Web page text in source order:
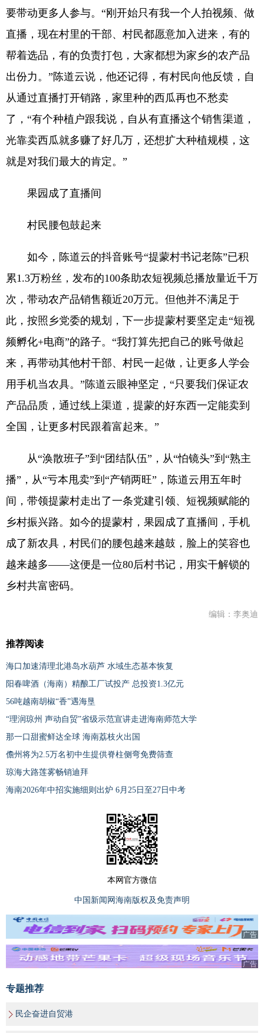
要带动更多人参与。“刚开始只有我一个人拍视频、做
直播，现在村里的干部、村民都愿意加入进来，有的
帮着选品，有的负责打包，大家都想为家乡的农产品
出份力。”陈道云说，他还记得，有村民向他反馈，自
从通过直播打开销路，家里种的西瓜再也不愁卖
了，“有个种植户跟我说，自从有直播这个销售渠道，
光靠卖西瓜就多赚了好几万，还想扩大种植规模，这
就是对我们最大的肯定。”
果园成了直播间
村民腰包鼓起来
如今，陈道云的抖音账号“提蒙村书记老陈”已积
累1.3万粉丝，发布的100条助农短视频总播放量近千万
次，带动农产品销售额近20万元。但他并不满足于
此，按照乡党委的规划，下一步提蒙村要坚定走“短视
频孵化+电商”的路子。“我打算先把自己的账号做起
来，再带动其他村干部、村民一起做，让更多人学会
用手机当农具。”陈道云眼神坚定，“只要我们保证农
产品品质，通过线上渠道，提蒙的好东西一定能卖到
全国，让更多村民跟着富起来。”
从“涣散班子”到“团结队伍”，从“怕镜头”到“熟主
播”，从“亏本甩卖”到“产销两旺”，陈道云用五年时
间，带领提蒙村走出了一条党建引领、短视频赋能的
乡村振兴路。如今的提蒙村，果园成了直播间，手机
成了新农具，村民们的腰包越来越鼓，脸上的笑容也
越来越多——这便是一位80后村书记，用实干解锁的
乡村共富密码。
编辑：李奥迪
推荐阅读
海口加速清理北港岛水葫芦 水域生态基本恢复
阳春啤酒（海南）精酿工厂试投产 总投资1.3亿元
56吨越南胡椒“香”遇海垦
“理润琼州 声动自贸”省级示范宣讲走进海南师范大学
那一口甜蜜鲜达全球 海南荔枝火出国
儋州将为2.5万名初中生提供脊柱侧弯免费筛查
琼海大路莲雾畅销迪拜
海南2026年中招实施细则出炉 6月25日至27日中考
本网官方微信
中国新闻网海南版权及免责声明
广告
广告
专题推荐
民企奋进自贸港